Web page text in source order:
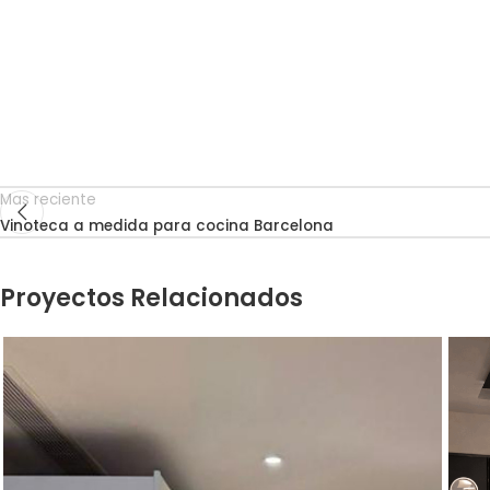
Mas reciente
Vinoteca a medida para cocina Barcelona
Proyectos Relacionados